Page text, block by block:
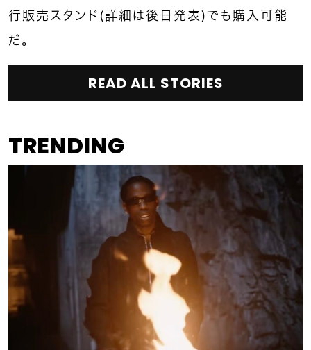
行販売スタンド（詳細は後日発表）でも購入可能
だ。
READ ALL STORIES
TRENDING